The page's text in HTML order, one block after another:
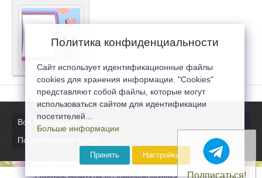
Все последние новости
Полная версия сайта
Подписаться!
Политика конфиденциальности
Сайт использует идентификационные файлы
cookies для хранения информации. "Cookies"
представляют собой файлы, которые могут
использоваться сайтом для идентификации
посетителей...
Больше информации
Принять Настройка